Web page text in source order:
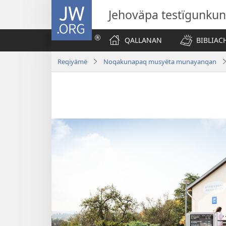
JW.ORG
Jehoväpa
QALLANAN
Reqiyämë Noqakunapaq musyëta munayanqan